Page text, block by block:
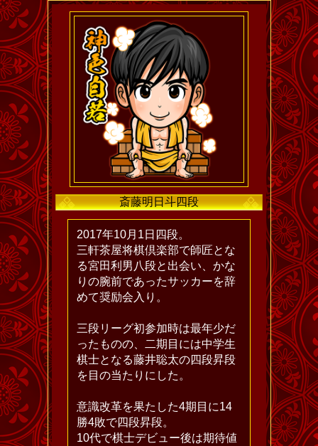
斎藤明日斗四段
2017年10月1日四段。
三軒茶屋将棋倶楽部で師匠とな
る宮田利男八段と出会い、かな
りの腕前であったサッカーを辞
めて奨励会入り。
三段リーグ初参加時は最年少だ
ったものの、二期目には中学生
棋士となる藤井聡太の四段昇段
を目の当たりにした。
意識改革を果たした4期目に14
勝4敗で四段昇段。
10代で棋士デビュー後は期待値